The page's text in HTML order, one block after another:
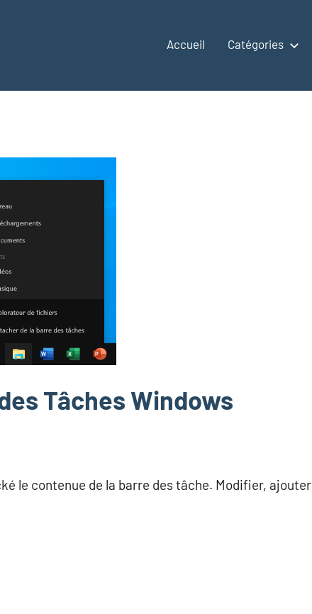
Accueil Catégories
Tâches Windows
le contenue de la barre des tâche. Modifier, ajouter